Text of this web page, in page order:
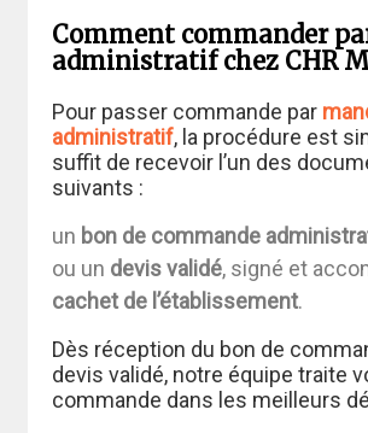
Comment commander
administratif chez CHR
Pour passer commande par
administratif, la procédure est
suffit de recevoir l’un des
suivants :
un bon de commande
ou un devis validé, signé et
cachet de l’établissement.
Dès réception du bon de
devis validé, notre équipe traite
commande dans les meilleurs